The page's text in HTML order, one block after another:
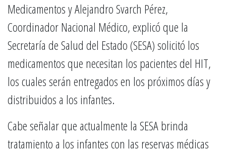
Medicamentos y Alejandro Svarch Pérez,
Coordinador Nacional Médico, explicó que la
Secretaría de Salud del Estado (SESA) solicitó los
medicamentos que necesitan los pacientes del HIT,
los cuales serán entregados en los próximos días y
distribuidos a los infantes.
Cabe señalar que actualmente la SESA brinda
tratamiento a los infantes con las reservas médicas